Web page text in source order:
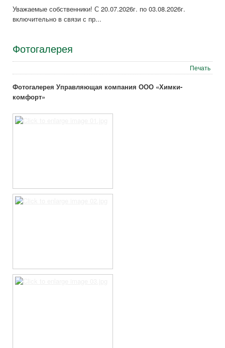
Уважаемые собственники! С 20.07.2026г. по 03.08.2026г.
включительно в связи с пр...
Фотогалерея
Печать
Фотогалерея Управляющая компания ООО «Химки-
комфорт»